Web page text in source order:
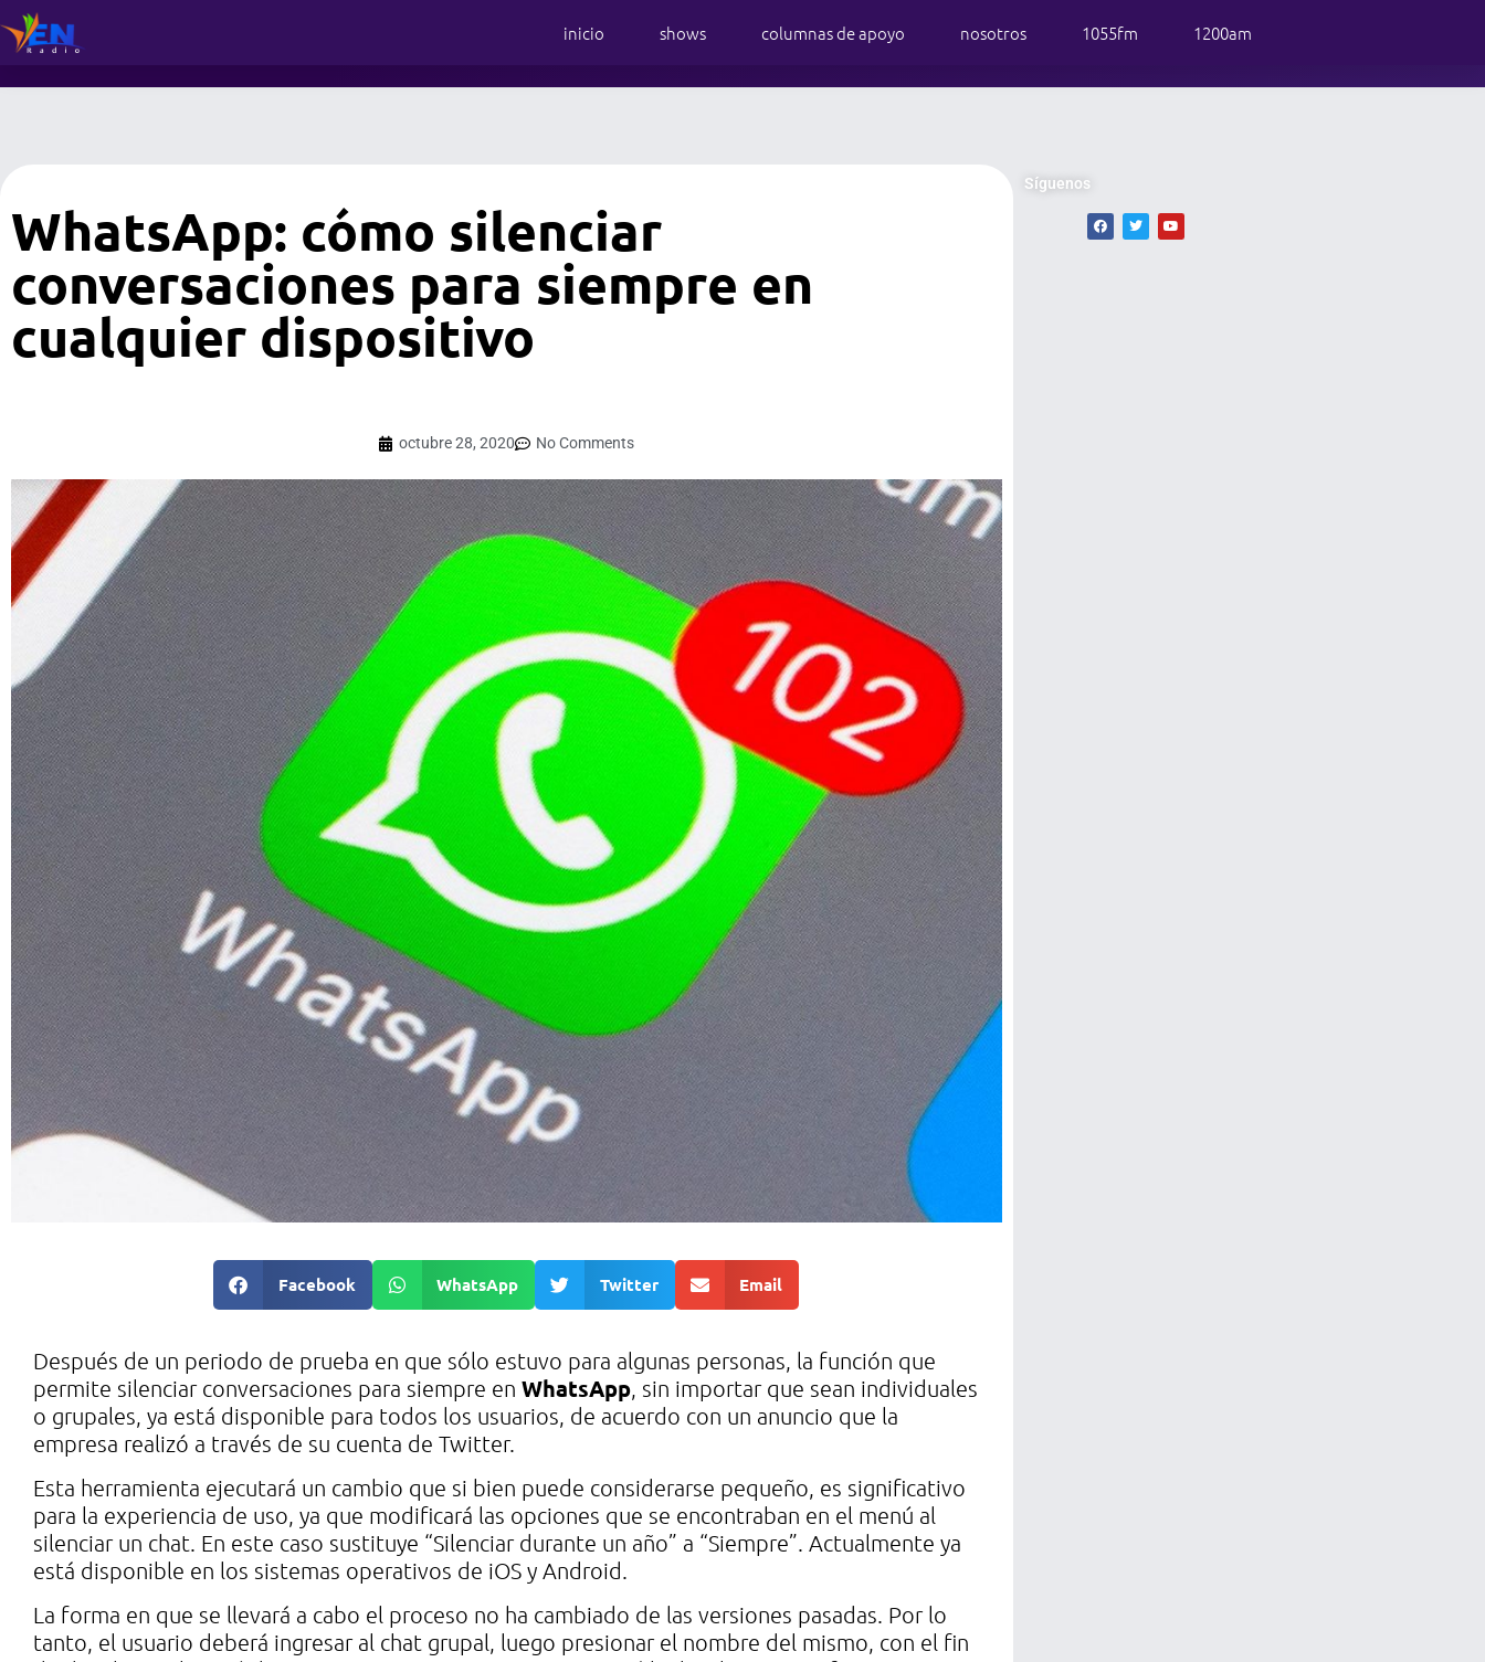
inicio shows columnas de apoyo nosotros 1055fm 1200am
WhatsApp: cómo silenciar
conversaciones para siempre en
cualquier dispositivo
octubre 28, 2020 No Comments
Facebook WhatsApp Twitter Email
Después de un periodo de prueba en que sólo estuvo para algunas personas, la función que
permite silenciar conversaciones para siempre en WhatsApp, sin importar que sean individuales
o grupales, ya está disponible para todos los usuarios, de acuerdo con un anuncio que la
empresa realizó a través de su cuenta de Twitter.
Esta herramienta ejecutará un cambio que si bien puede considerarse pequeño, es significativo
para la experiencia de uso, ya que modificará las opciones que se encontraban en el menú al
silenciar un chat. En este caso sustituye “Silenciar durante un año” a “Siempre”. Actualmente ya
está disponible en los sistemas operativos de iOS y Android.
La forma en que se llevará a cabo el proceso no ha cambiado de las versiones pasadas. Por lo
tanto, el usuario deberá ingresar al chat grupal, luego presionar el nombre del mismo, con el fin
Síguenos